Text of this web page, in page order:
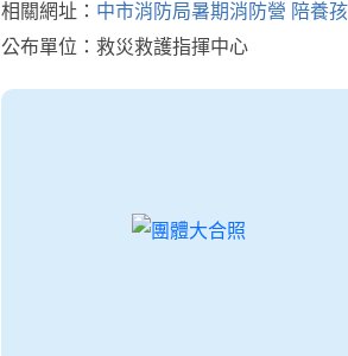
相關網址： 中市消防局暑期消防營 陪養
公布單位：救災救護指揮中心